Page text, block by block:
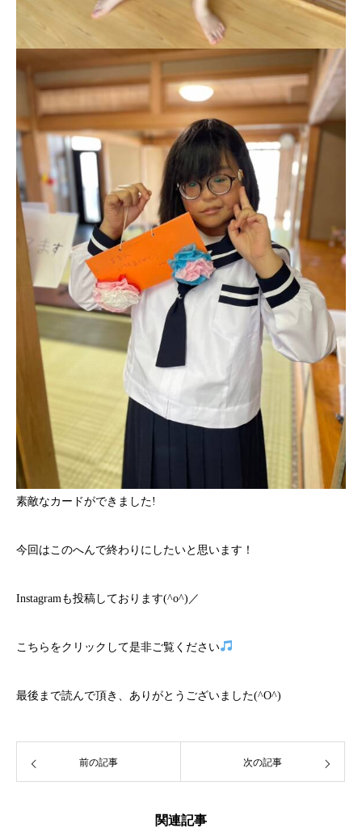
素敵なカードができました!
今回はこのへんで終わりにしたいと思います！
Instagramも投稿しております(^o^)／
こちら をクリックして是非ご覧ください
最後まで読んで頂き、ありがとうございました(^O^)
前の記事 次の記事
関連記事